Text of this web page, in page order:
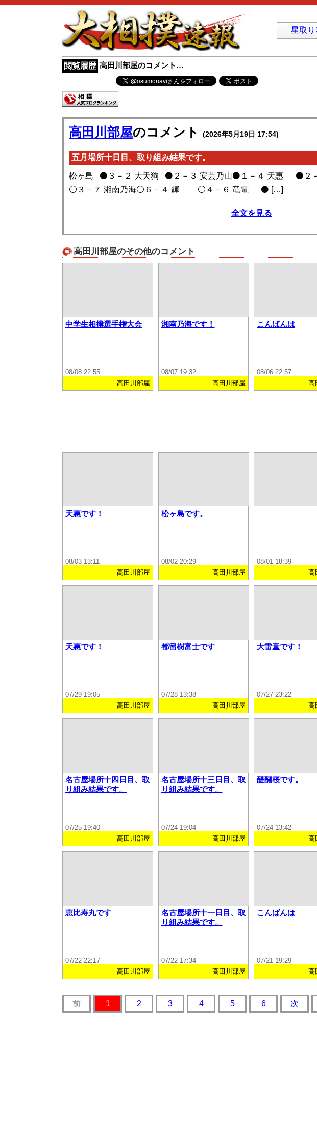
星取り
閲覧履歴 高田川部屋のコメント…
高田川部屋のコメント (2026年5月19日 17:54)
五月場所十日目、取り組み結果です。
松ヶ島 ⚫️３－２ 大天狗 ⚫️２－３ 安芸乃山⚫️１－４ 天惠 ⚫️
⚪️３－７ 湘南乃海⚪️６－４ 輝 ⚪️４－６ 竜電 ⚫️ […]
全文を見る
高田川部屋のその他のコメント
中学生相撲選手権大会
08/08 22:55
高田川部屋
湘南乃海です！
08/07 19:32
高田川部屋
こんばんは
08/06 22:57
高
天惠です！
08/03 13:11
高田川部屋
松ヶ島です。
08/02 20:29
高田川部屋
08/01 18:39
高
天惠です！
07/29 19:05
高田川部屋
都留樹富士です
07/28 13:38
高田川部屋
大雷童です！
07/27 23:22
高
名古屋場所十四日目、取
り組み結果です。
07/25 19:40
高田川部屋
名古屋場所十三日目、取
り組み結果です。
07/24 19:04
高田川部屋
醍醐桜です。
07/24 13:42
高
恵比寿丸です
07/22 22:17
高田川部屋
名古屋場所十一日目、取
り組み結果です。
07/22 17:34
高田川部屋
こんばんは
07/21 19:29
高
前 1 2 3 4 5 6 次